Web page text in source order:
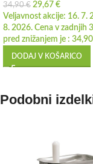
34,90€ 29,67 €
Veljavnost akcije: 16. 7.
8. 2026. Cena v zadnjih
pred znižanjem je : 34,90
DODAJ V KOŠARICO
Podobni